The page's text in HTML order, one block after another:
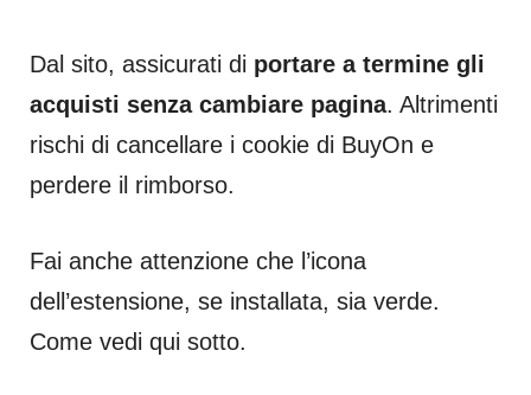
Dal sito, assicurati di portare a termine gli
acquisti senza cambiare pagina. Altrimenti
rischi di cancellare i cookie di BuyOn e
perdere il rimborso.
Fai anche attenzione che l’icona
dell’estensione, se installata, sia verde.
Come vedi qui sotto.